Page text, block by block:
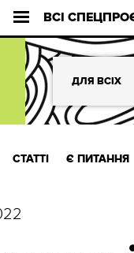
ВСІ
ДЛЯ ВСІХ
СТАТТІ Є ПИТАННЯ